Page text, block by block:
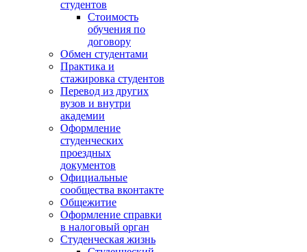
студентов
Cтоимость
обучения по
договору
Обмен студентами
Практика и
стажировка студентов
Перевод из других
вузов и внутри
академии
Оформление
студенческих
проездных
документов
Официальные
сообщества вконтакте
Общежитие
Оформление справки
в налоговый орган
Студенческая жизнь